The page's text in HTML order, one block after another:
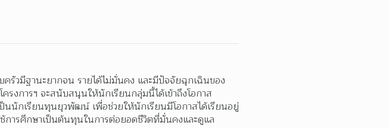
วมีฐานะยากจน รายได้ไม่มั่นคง และมีปัจจัยฉุกเฉินของ
งการฯ จะสนับสนุนให้นักเรียนกลุ่มนี้ได้เข้าถึงโอกาส
นนักเรียนทุนยุวพัฒน์ เพื่อช่วยให้นักเรียนมีโอกาสได้เรียนอยู่
การศึกษาเป็นต้นทุนในการต่อยอดชีวิตที่มั่นคงและดูแล